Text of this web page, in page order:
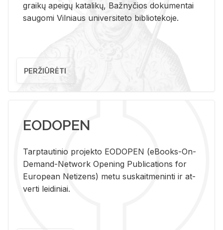
graikų apeigų katalikų, Bažnyčios dokumentai
saugomi Vilniaus universiteto bibliotekoje.
PERŽIŪRĖTI
EODOPEN
Tarp­tau­ti­nio pro­jek­to EO­DO­PEN (eBo­oks-On-
De­mand-Ne­twork Ope­ning Pub­li­ca­tions for
Eu­ro­pe­an Ne­ti­zens) metu su­skait­me­nin­ti ir at­
ver­ti lei­di­niai.